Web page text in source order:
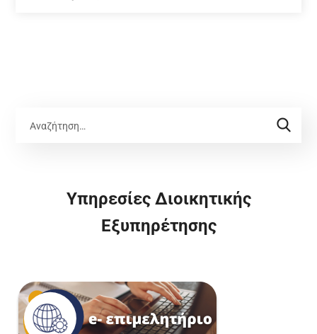
Υπηρεσίες Διοικητικής
Εξυπηρέτησης